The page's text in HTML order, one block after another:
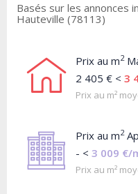
Basés sur les annonces
Hauteville (78113)
Prix au m2
2 405 € < 3
Prix au m²
Prix au m2
- < 3 009 €/
Prix au m²